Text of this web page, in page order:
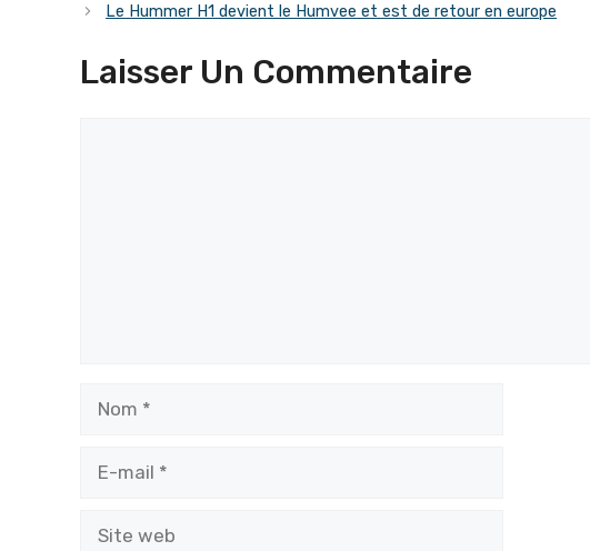
Le Hummer H1 devient le Humvee et est de retour en europe
Laisser Un Commentaire
mail